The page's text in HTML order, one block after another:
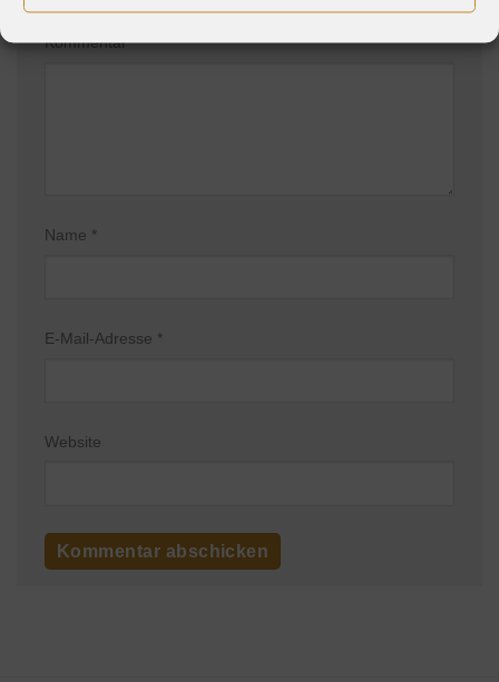
Erforderliche Felder sind mit*markiert
Kommentar*
Name *
E-Mail-Adresse *
Website